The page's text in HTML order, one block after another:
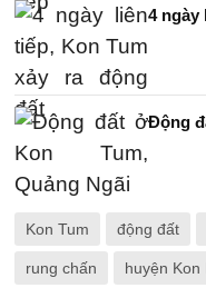
4 ngày
Động
Kon Tum động đất
rung chấn huyện Kon